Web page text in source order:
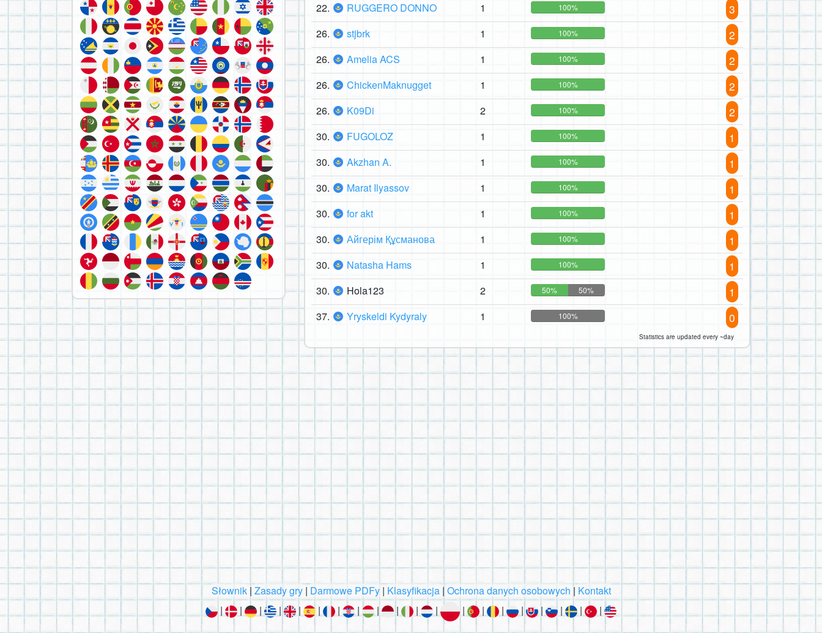
22. RUGGERO DONNO 1 100% 3
26. stjbrk 1 100% 2
26. Amelia ACS 1 100% 2
26. ChickenMaknugget 1 100% 2
26. K09Di 2 100% 2
30. FUGOLOZ 1 100% 1
30. Akzhan A. 1 100% 1
30. Marat Ilyassov 1 100% 1
30. for akt 1 100% 1
30. Айгерім Құсманова 1 100% 1
30. Natasha Hams 1 100% 1
30. Hola123 2 50% 50% 1
37. Yryskeldi Kydyraly 1 100% 0
Statistics are updated every ~day
Słownik| Zasady gry| Darmowe PDFy| Klasyfikacja| Ochrona danych osobowych | Kontakt
|
| | | | | | | | | | | | | | | | | | |